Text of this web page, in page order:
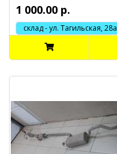
1 000.00 р.
склад - ул. Тагильская, 28а